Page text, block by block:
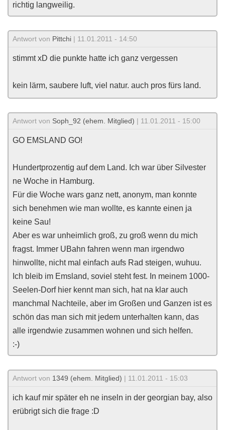
richtig langweilig.
Antwort von Pittchi | 11.01.2011 - 14:50
stimmt xD die punkte hatte ich ganz vergessen
kein lärm, saubere luft, viel natur. auch pros fürs land.
Antwort von Soph_92 (ehem. Mitglied) | 11.01.2011 - 15:00
GO EMSLAND GO!
Hundertprozentig auf dem Land. Ich war über Silvester
ne Woche in Hamburg.
Für die Woche wars ganz nett, anonym, man konnte
sich benehmen wie man wollte, es kannte einen ja
keine Sau!
Aber es war unheimlich groß, zu groß wenn du mich
fragst. Immer UBahn fahren wenn man irgendwo
hinwollte, nicht mal einfach aufs Rad steigen, wuhuu.
Ich bleib im Emsland, soviel steht fest. In meinem 1000-
Seelen-Dorf hier kennt man sich, hat na klar auch
manchmal Nachteile, aber im Großen und Ganzen ist es
schön das man sich mit jedem unterhalten kann, das
alle irgendwie zusammen wohnen und sich helfen.
:-)
Antwort von 1349 (ehem. Mitglied) | 11.01.2011 - 15:03
ich kauf mir später eh ne inseln in der georgian bay, also
erübrigt sich die frage :D